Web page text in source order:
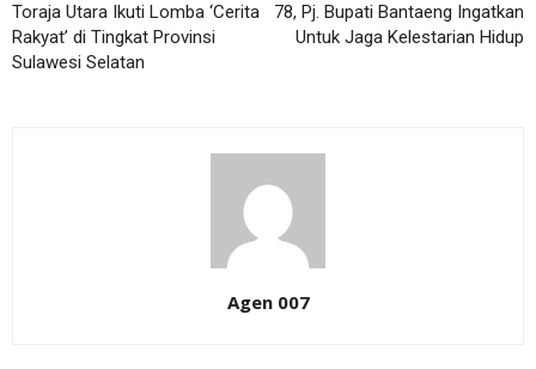
Toraja Utara Ikuti Lomba ‘Cerita
Rakyat’ di Tingkat Provinsi
Sulawesi Selatan
78, Pj. Bupati Bantaeng Ingatkan
Untuk Jaga Kelestarian Hidup
Agen 007